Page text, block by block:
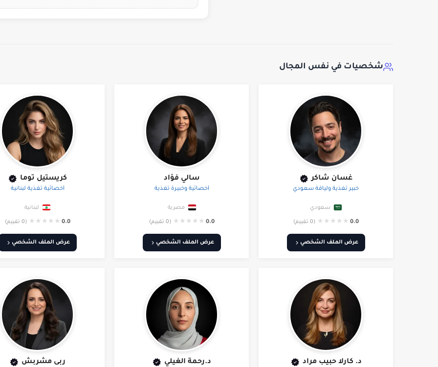
شخصيات في نفس المجال
غسان شاكر
خبير تغذية ولياقة سعودي
سعودي
0.0
★
★
★
★
★ (0 تقييم)
عرض الملف الشخصي
سالي فؤاد
أخصائية وخبيرة تغذية
مصرية
0.0
★
★
★
★
★ (0 تقييم)
عرض الملف الشخصي
كريستيل توما
أخصائية تغذية لبنانية
لبنانية
0.0
★
★
★
★
★ (0 تقييم)
عرض الملف الشخصي
د. كارلا حبيب مراد د.رحمة الغيلي ربى مشربش